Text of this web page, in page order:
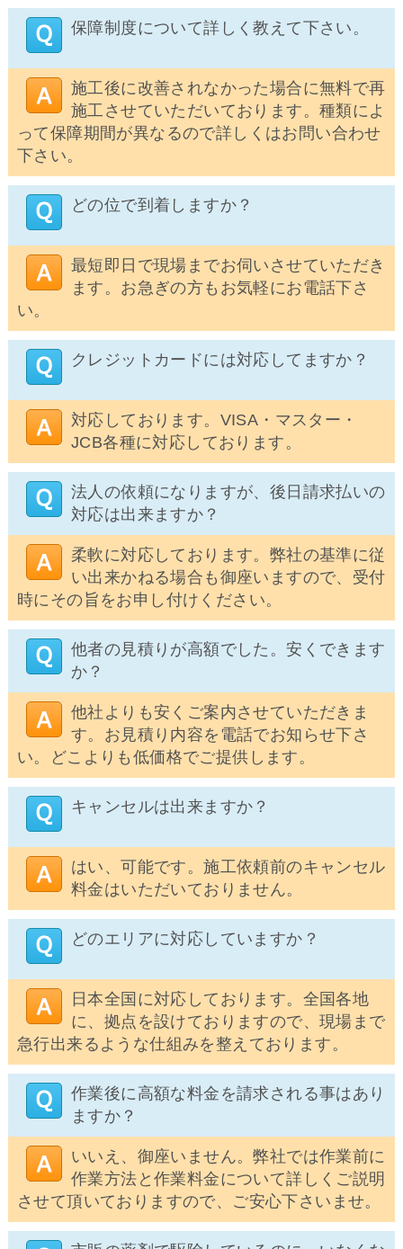
保障制度について詳しく教えて下さい。
施工後に改善されなかった場合に無料で再
施工させていただいております。種類によ
って保障期間が異なるので詳しくはお問い合わせ
下さい。
どの位で到着しますか？
最短即日で現場までお伺いさせていただき
ます。お急ぎの方もお気軽にお電話下さ
い。
クレジットカードには対応してますか？
対応しております。VISA・マスター・
JCB各種に対応しております。
法人の依頼になりますが、後日請求払いの
対応は出来ますか？
柔軟に対応しております。弊社の基準に従
い出来かねる場合も御座いますので、受付
時にその旨をお申し付けください。
他者の見積りが高額でした。安くできます
か？
他社よりも安くご案内させていただきま
す。お見積り内容を電話でお知らせ下さ
い。どこよりも低価格でご提供します。
キャンセルは出来ますか？
はい、可能です。施工依頼前のキャンセル
料金はいただいておりません。
どのエリアに対応していますか？
日本全国に対応しております。全国各地
に、拠点を設けておりますので、現場まで
急行出来るような仕組みを整えております。
作業後に高額な料金を請求される事はあり
ますか？
いいえ、御座いません。弊社では作業前に
作業方法と作業料金について詳しくご説明
させて頂いておりますので、ご安心下さいませ。